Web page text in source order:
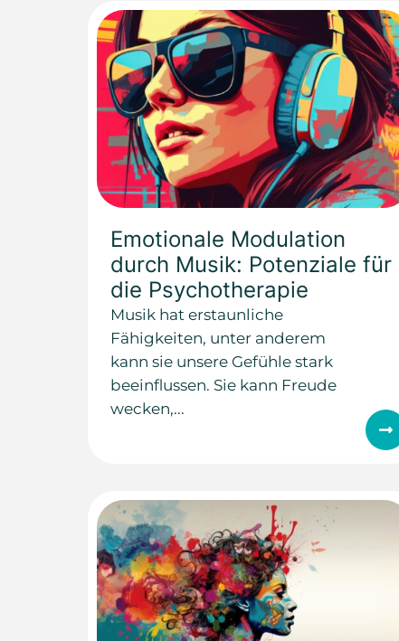
Emotionale Modulation
durch Musik: Potenziale für
die Psychotherapie
Musik hat erstaunliche
Fähigkeiten, unter anderem
kann sie unsere Gefühle stark
beeinflussen. Sie kann Freude
wecken,...